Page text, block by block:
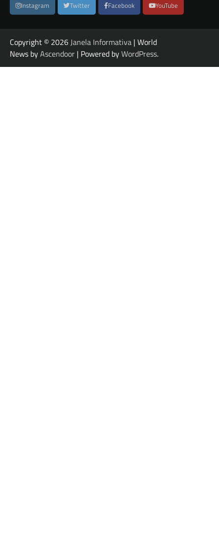
Instagram Twitter Facebook YouTube
Copyright © 2026Janela Informativa | World
News byAscendoor | Powered byWordPress.